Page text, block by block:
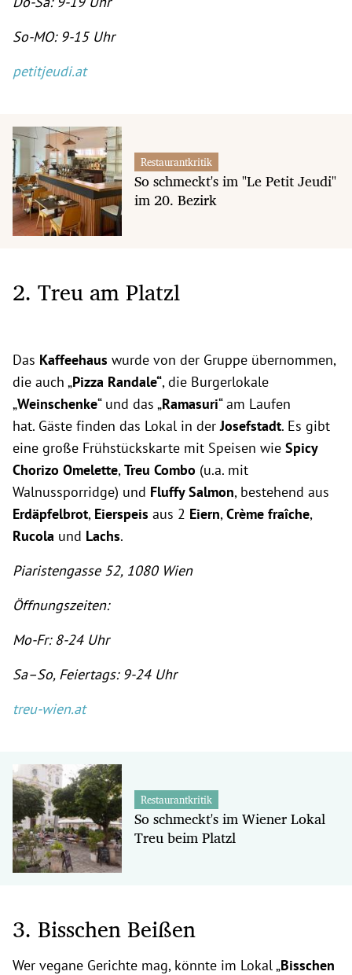
So-MO: 9-15 Uhr
petitjeudi.at
Restaurantkritik
So schmeckt's im "Le Petit Jeudi"
im 20. Bezirk
2. Treu am Platzl
Das Kaffeehaus wurde von der Gruppe übernommen,
die auch „Pizza Randale“, die Burgerlokale
„Weinschenke“ und das „Ramasuri“ am Laufen
hat. Gäste finden das Lokal in derJosefstadt. Es gibt
eine große Frühstückskarte mit Speisen wie Spicy
Chorizo Omelette,Treu Combo (u.a. mit
Walnussporridge) und Fluffy Salmon, bestehend aus
Erdäpfelbrot, Eierspeis aus 2 Eiern,Crème fraîche,
Rucola und Lachs.
Piaristengasse 52, 1080 Wien
Öffnungszeiten:
Mo-Fr: 8-24 Uhr
Sa–So, Feiertags: 9-24 Uhr
treu-wien.at
Restaurantkritik
So schmeckt's im Wiener Lokal
Treu beim Platzl
3. Bisschen Beißen
Wer vegane Gerichte mag, könnte im Lokal „Bisschen